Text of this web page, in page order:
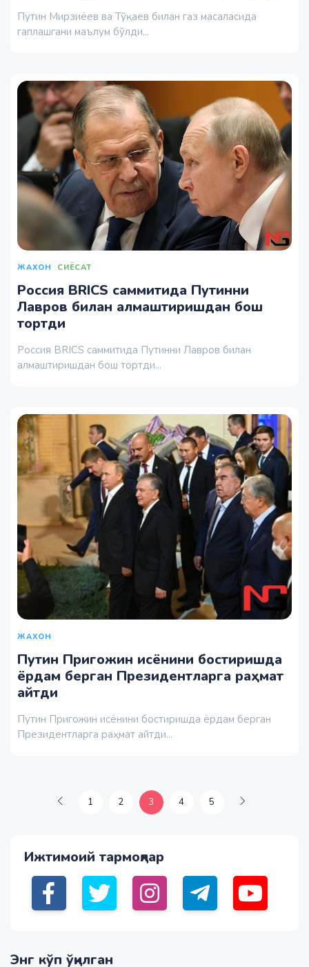
Путин Мирзиёев ва Тўқаев билан газ масаласида
гаплашгани маълум бўлди...
ЖАХОН СИЁСАТ
Россия BRICS саммитида Путинни
Лавров билан алмаштиришдан бош
тортди
Россия BRICS саммитида Путинни Лавров билан
алмаштиришдан бош тортди...
ЖАХОН
Путин Пригожин исёнини бостиришда
ёрдам берган Президентларга раҳмат
айтди
Путин Пригожин исёнини бостиришда ёрдам берган
Президентларга раҳмат айтди...
1 2 3 4 5
Ижтимоий тармоқлар
Энг кўп ўқилган